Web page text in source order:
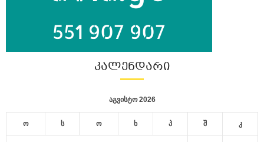
ᲙᲐᲚᲔᲜᲓᲐᲠᲘ
აგვისტო 2026
ო ს ო ხ პ შ კ